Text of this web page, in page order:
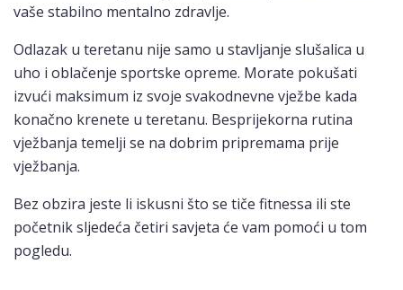
vaše stabilno mentalno zdravlje.
Odlazak u teretanu nije samo u stavljanje slušalica u
uho i oblačenje sportske opreme. Morate pokušati
izvući maksimum iz svoje svakodnevne vježbe kada
konačno krenete u teretanu. Besprijekorna rutina
vježbanja temelji se na dobrim pripremama prije
vježbanja.
Bez obzira jeste li iskusni što se tiče fitnessa ili ste
početnik sljedeća četiri savjeta će vam pomoći u tom
pogledu.